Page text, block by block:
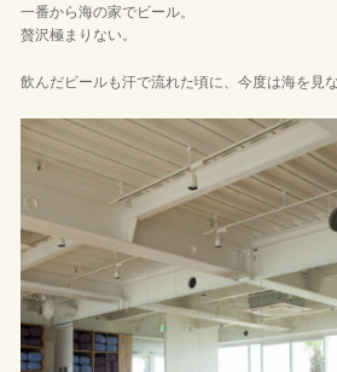
一番から海の家でビール。
贅沢極まりない。
飲んだビールも汗で流れた頃に、今度は海を見